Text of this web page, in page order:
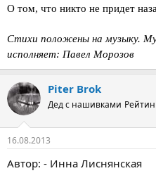
О том, что никто не придет
Стихи положены на музыку.
исполняет: Павел Морозов
Piter Brok
Дед с нашивками
16.08.2013
Автор: - Инна Лиснянская